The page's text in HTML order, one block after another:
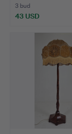
3 bud
43 USD